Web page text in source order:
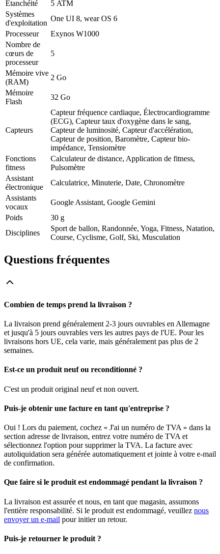
Étanchéité
5 ATM
Systèmes
d'exploitation
One UI 8, wear OS 6
Processeur
Exynos W1000
Nombre de
cœurs de
processeur
5
Mémoire vive
(RAM)
2 Go
Mémoire
Flash
32 Go
Capteurs
Capteur fréquence cardiaque, Électrocardiogramme
(ECG), Capteur taux d'oxygène dans le sang,
Capteur de luminosité, Capteur d'accélération,
Capteur de position, Baromètre, Capteur bio-
impédance, Tensiomètre
Fonctions
fitness
Calculateur de distance, Application de fitness,
Pulsomètre
Assistant
électronique
Calculatrice, Minuterie, Date, Chronomètre
Assistants
vocaux
Google Assistant, Google Gemini
Poids
30 g
Disciplines
Sport de ballon, Randonnée, Yoga, Fitness, Natation,
Course, Cyclisme, Golf, Ski, Musculation
Questions fréquentes
Combien de temps prend la livraison ?
La livraison prend généralement 2-3 jours ouvrables en Allemagne
et jusqu'à 5 jours ouvrables vers les autres pays de l'UE. Pour les
livraisons hors UE, cela varie, mais généralement pas plus de 2
semaines.
Est-ce un produit neuf ou reconditionné ?
C'est un produit original neuf et non ouvert.
Puis-je obtenir une facture en tant qu'entreprise ?
Oui ! Lors du paiement, cochez « J'ai un numéro de TVA » dans la
section adresse de livraison, entrez votre numéro de TVA et
sélectionnez l'option pour supprimer la TVA. La facture avec
autoliquidation sera générée automatiquement et jointe à votre e-mail
de confirmation.
Que faire si le produit est endommagé pendant la livraison ?
La livraison est assurée et nous, en tant que magasin, assumons
l'entière responsabilité. Si le produit est endommagé, veuillez nous
envoyer un e-mail pour initier un retour.
Puis-je retourner le produit ?